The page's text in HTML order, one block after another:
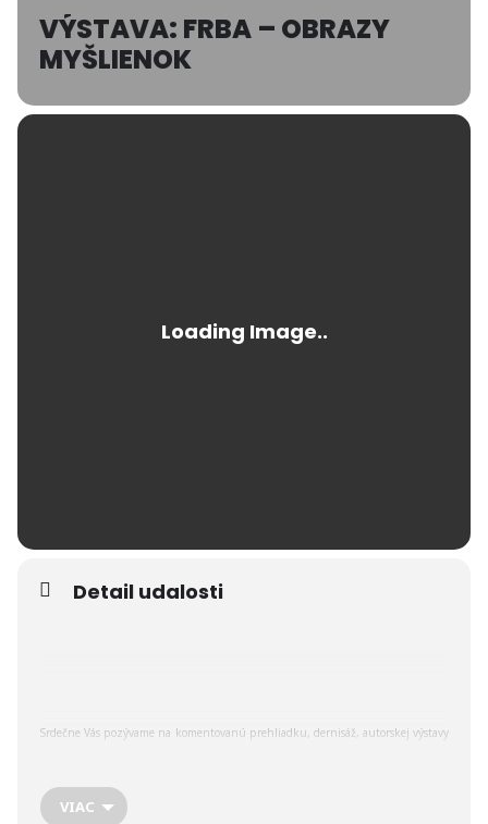
VÝSTAVA: FRBA – OBRAZY
MYŠLIENOK
Detail udalosti
Srdečne Vás pozývame na komentovanú prehliadku, dernisáž, autorskej výstavy
priestoroch galérie ART LASÁK GALLERY v Poprade dňa 30.11. od 14-18:00hod.,
na nám.sv. Egídia 94.
VIAC